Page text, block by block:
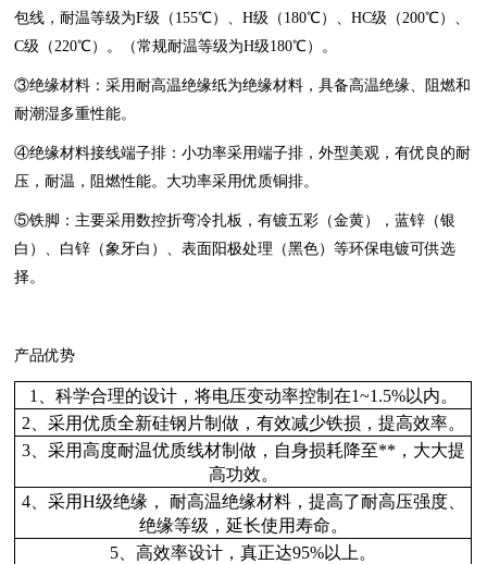
包线，耐温等级为F级（155℃）、H级（180℃）、HC级（200℃）、
C级（220℃）。（常规耐温等级为H级180℃）。
③绝缘材料：采用耐高温绝缘纸为绝缘材料，具备高温绝缘、阻燃和
耐潮湿多重性能。
④‍绝缘材料接线端子排：小功率采用端子排，外型美观，有优良的耐
压，耐温，阻燃性能。大功率采用优质铜排。
⑤铁脚：主要采用数控折弯冷扎板，有镀五彩（金黄），蓝锌（银
白）、白锌（象牙白）、表面阳极处理（黑色）等环保电镀可供选
择。
产品优势
1、科学合理的设计，将电压变动率控制在1~1.5%以内。
2、采用优质全新硅钢片制做，有效减少铁损，提高效率。
3、采用高度耐温优质线材制做，自身损耗降至**，大大提
高功效。
4、采用H级绝缘， 耐高温绝缘材料，提高了耐高压强度、
绝缘等级，延长使用寿命。
5、高效率设计，真正达95%以上。